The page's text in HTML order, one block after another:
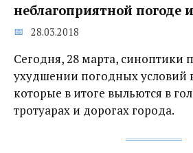
неблагоприятной погоде
28.03.2018
Сегодня, 28 марта, синоптики
ухудшении погодных условий
которые в итоге выльются в
тротуарах и дорогах города.